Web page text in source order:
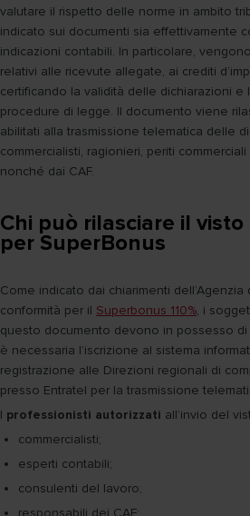
valutare il rispetto delle norme in ambito
indicato sui documenti sia effettivamente
indicazioni contabili. In particolare, vengono
relativi alle ricevute allegate, ai crediti
certificando la validità delle dichiarazioni e
procedure di legge. Il documento viene
abilitati alla trasmissione telematica delle
commercialisti, ragionieri, periti
nonché dai CAF.
Chi può rilasciare il
per SuperBonus
Come indicato dai chiarimenti
conformità per il Superbonus 110%, i
questo documento devono in possesso di
è necessaria l’iscrizione al sistema
registrazione alle Direzioni regionali di
presso Entratel per la trasmissione
I professionisti autorizzati all’invio del
commercialisti;
esperti contabili;
consulenti del lavoro;
responsabili dei CAF;